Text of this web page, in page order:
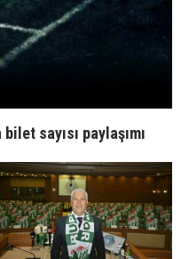
sayısı paylaşımı